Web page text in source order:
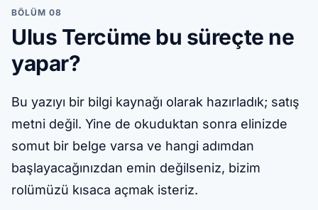
BÖLÜM 08
Ulus Tercüme bu süreçte ne
yapar?
Bu yazıyı bir bilgi kaynağı olarak hazırladık; satış
metni değil. Yine de okuduktan sonra elinizde
somut bir belge varsa ve hangi adımdan
başlayacağınızdan emin değilseniz, bizim
rolümüzü kısaca açmak isteriz.